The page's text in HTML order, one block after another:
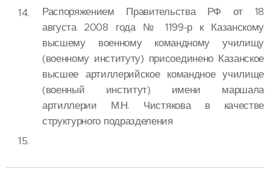
Распоряжением Правительства РФ от 18
августа 2008 года № 1199-р к Казанскому
высшему военному командному училищу
(военному институту) присоединено Казанское
высшее артиллерийское командное училище
(военный институт) имени маршала
артиллерии М.Н. Чистякова в качестве
структурного подразделения